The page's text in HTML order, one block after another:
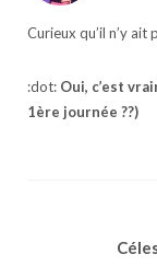
Curieux qu’il n’y
:dot: Oui, c’est
1ère journée ??)